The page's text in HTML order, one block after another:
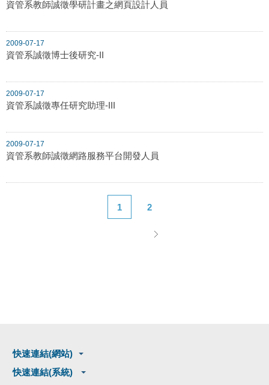
資管系教師誠徵學研計畫之網頁設計人員
2009-07-17
資管系誠徵博士後研究-II
2009-07-17
資管系誠徵專任研究助理-III
2009-07-17
資管系教師誠徵網路服務平台開發人員
1 2
快速連結(網站)
快速連結(系統)